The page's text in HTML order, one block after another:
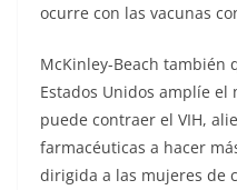
ocurre con las vacunas
McKinley-Beach también
Estados Unidos amplíe
puede contraer el VIH,
farmacéuticas a hacer
dirigida a las mujeres de